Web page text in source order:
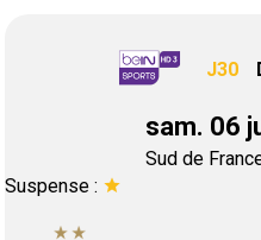
J30
sam. 06
Sud de
Suspense : star